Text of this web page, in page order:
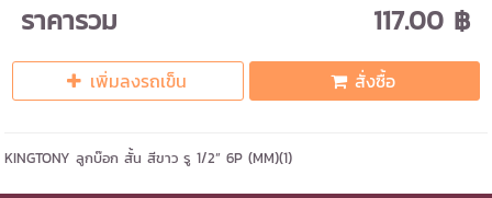
ราคารวม 117.00 ฿
เพิ่มลงรถเข็น สั่งซื้อ
KINGTONY ลูกบ๊อก สั้น สีขาว รู 1/2” 6P (MM)(1)